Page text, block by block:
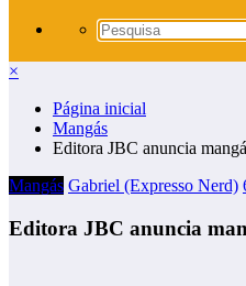
×
Página inicial
Mangás
Editora JBC anuncia
Mangás Gabriel (Expresso Nerd)
Editora JBC anuncia